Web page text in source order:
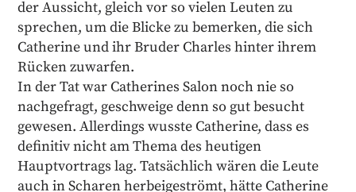
der Aussicht, gleich vor so vielen Leuten zu
sprechen, um die Blicke zu bemerken, die sich
Catherine und ihr Bruder Charles hinter ihrem
Rücken zuwarfen.
In der Tat war Catherines Salon noch nie so
nachgefragt, geschweige denn so gut besucht
gewesen. Allerdings wusste Catherine, dass es
definitiv nicht am Thema des heutigen
Hauptvortrags lag. Tatsächlich wären die Leute
auch in Scharen herbeigeströmt, hätte Catherine